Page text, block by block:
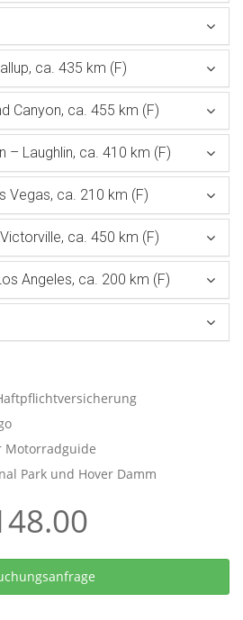
ca. 435 km (F)
Canyon, ca. 455 km (F)
– Laughlin, ca. 410 km (F)
Vegas, ca. 210 km (F)
ca. 450 km (F)
Angeles, ca. 200 km (F)
Motorradguide
Park und Hover Damm